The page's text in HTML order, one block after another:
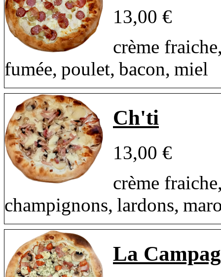
13,00 €
crème
fumée, poulet, bacon, miel
Ch'ti
13,00 €
crème
champignons, lardons,
La